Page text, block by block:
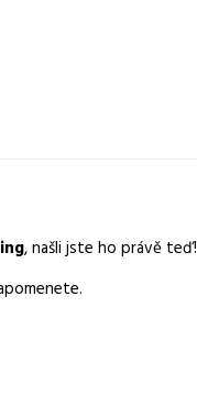
, našli jste ho právě teď!